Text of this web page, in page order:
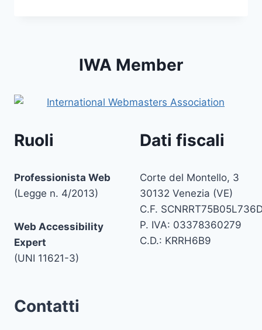
IWA Member
Ruoli
Professionista Web
(Legge n. 4/2013)
Web Accessibility
Expert
(UNI 11621-3)
Dati fiscali
Corte del Montello, 3
30132 Venezia (VE)
C.F.
P. IVA: 03378360279
C.D.: KRRH6B9
Contatti